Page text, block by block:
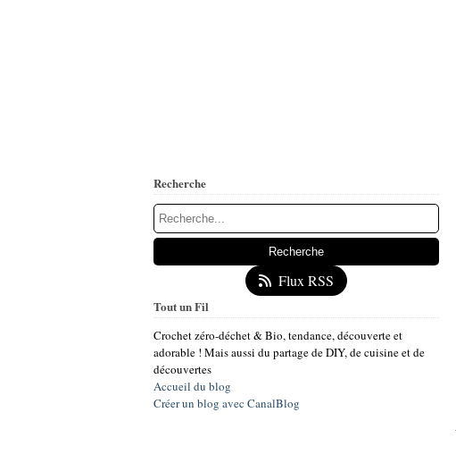
Recherche
Flux RSS
Tout un Fil
Crochet zéro-déchet & Bio, tendance, découverte et
adorable ! Mais aussi du partage de DIY, de cuisine et de
découvertes
Accueil du blog
Créer un blog avec CanalBlog